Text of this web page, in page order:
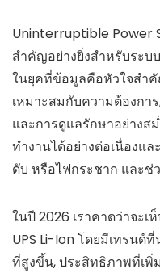
Uninterruptible Power
สำคัญอย่างยิ่งสำหรับระบ
ในยุคที่ข้อมูลคือหัวใจสำคั
เหมาะสมกับความต้องกา
และการดูแลรักษาอย่างส
ทำงานได้อย่างต่อเนื่องแ
ดับ หรือไฟกระชาก และช่
ในปี 2026 เราคาดว่าจะ
UPS Li-Ion โดยมีเทรนด์
ที่สูงขึ้น, ประสิทธิภาพที่เพิ่